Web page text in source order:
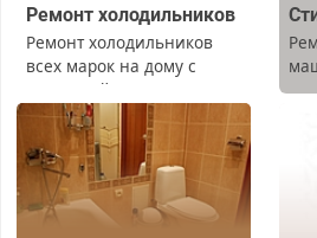
Ремонт холодильников
Ремонт холодильников
всех марок на дому с
гарантией. Замена
резины. Качественно.
Недорого. Без выходных.
Все районы. Скидка.
Вызов бесплатный.